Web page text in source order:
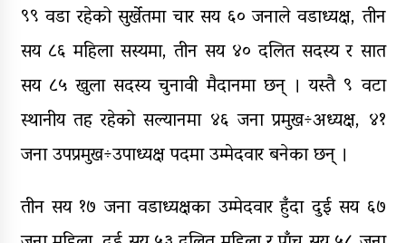
९९ वडा रहेको सुर्खेतमा चार सय ६० जनाले वडाध्यक्ष, तीन
सय ८६ महिला सस्यमा, तीन सय ४० दलित सदस्य र सात
सय ८५ खुला सदस्य चुनावी मैदानमा छन् । यस्तै ९ वटा
स्थानीय तह रहेको सल्यानमा ४६ जना प्रमुख÷अध्यक्ष, ४१
जना उपप्रमुख÷उपाध्यक्ष पदमा उम्मेदवार बनेका छन् ।
तीन सय १७ जना वडाध्यक्षका उम्मेदवार हुँदा दुई सय ६७